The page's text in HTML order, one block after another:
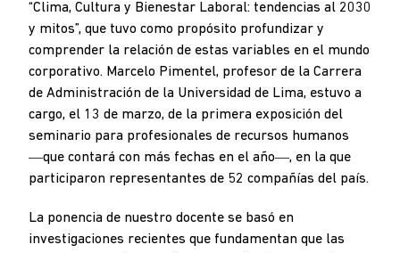
“Clima, Cultura y Bienestar Laboral: tendencias al 2030
y mitos”, que tuvo como propósito profundizar y
comprender la relación de estas variables en el mundo
corporativo. Marcelo Pimentel, profesor de la Carrera
de Administración de la Universidad de Lima, estuvo a
cargo, el 13 de marzo, de la primera exposición del
seminario para profesionales de recursos humanos
―que contará con más fechas en el año―, en la que
participaron representantes de 52 compañías del país.
La ponencia de nuestro docente se basó en
investigaciones recientes que fundamentan que las